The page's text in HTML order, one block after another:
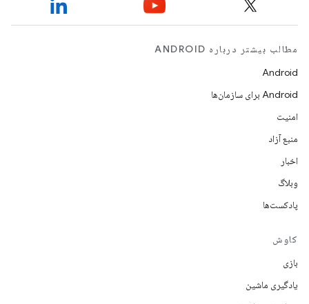
مطالب بیشتر درباره ANDROID
Android
Android برای سازمان‌ها
امنیت
منبع آزاد
اخبار
وبلاگ
پادکست‌ها
کاوش
بازی
یادگیری ماشین